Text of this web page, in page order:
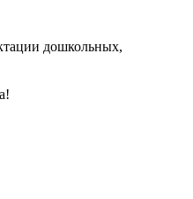
дошкольных,